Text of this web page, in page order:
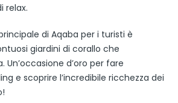
relax.
di Aqaba per i turisti è
giardini di corallo che
d’oro per fare
e scoprire l’incredibile ricchezza dei